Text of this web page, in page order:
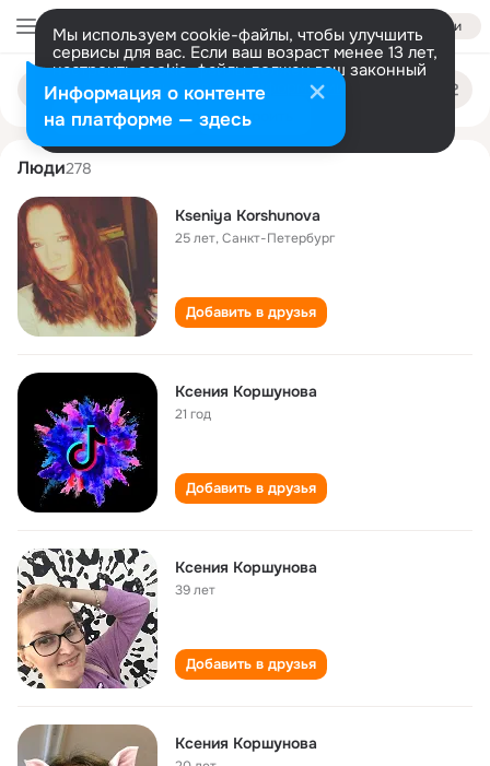
Войти
Мы используем cookie-файлы, чтобы улучшить
сервисы для вас. Если ваш возраст менее 13 лет,
настроить cookie-файлы должен ваш законный
представитель. Больше информации
Разрешить все Настроить
Поиск
людям
kseniya korshunova
Люди278
Kseniya Korshunova
25 лет,Санкт-Петербург
Добавить в друзья
Ксения Коршунова
21 год
Добавить в друзья
Ксения Коршунова
39 лет
Добавить в друзья
Ксения Коршунова
Информация о контенте
на платформе — здесь